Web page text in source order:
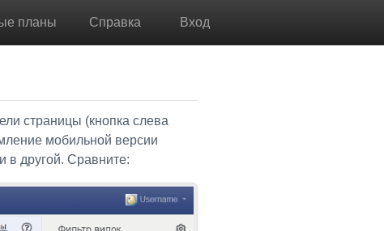
планы Справка Вход
страницы (кнопка слева
мобильной версии
в другой. Сравните: